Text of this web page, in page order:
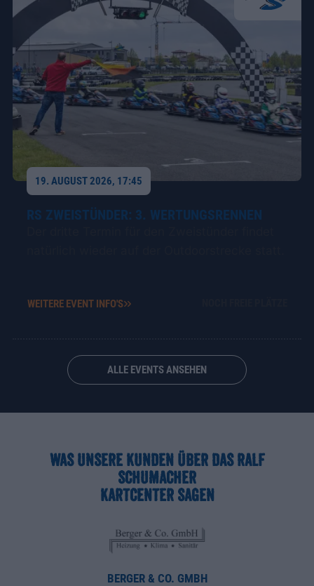
19. AUGUST 2026, 17:45
RS ZWEISTÜNDER: 3. WERTUNGSRENNEN
WEITERE EVENT INFO'S
ALLE EVENTS ANSEHEN
WAS UNSERE KUNDEN ÜBER DAS RALF
SCHUMACHER
KARTCENTER SAGEN
BERGER & CO. GMBH